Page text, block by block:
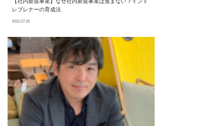
レプレナーの育成法
2020.07.26